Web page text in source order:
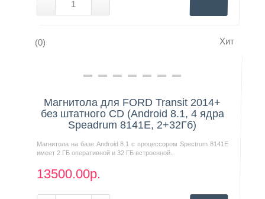
(0) Хит
Нашли дешевле?
Магнитола для FORD Transit 2014+
без штатного CD (Android 8.1, 4 ядра
Speadrum 8141E, 2+32Гб)
Магнитола на базе Android 8.1 с процессором Spectrum 8141E
имеет 2 ГБ оперативной и 32 ГБ встроенной..
13500.00р.